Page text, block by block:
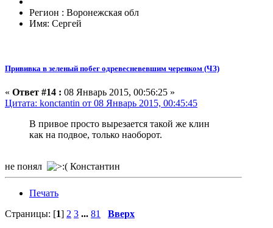
Регион : Воронежская обл
Имя: Сергей
Прививка в зеленый побег одревесневевшим черенком (ЧЗ)
« Ответ #14 : 08 Январь 2015, 00:56:25 »
Цитата: konctantin от 08 Январь 2015, 00:45:45
В привое просто вырезается такой же клин
как на подвое, только наоборот.
не понял Константин
Печать
Страницы: [1] 2 3 ... 81
Вверх